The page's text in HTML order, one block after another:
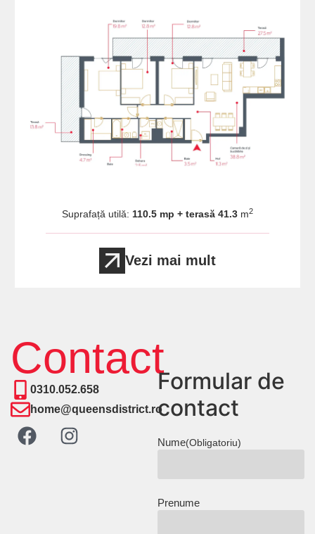
Suprafață utilă: 110.5 mp + terasă 41.3 m2
Vezi mai mult
Contact
0310.052.658
home@queensdistrict.ro
Formular de
contact
Nume(Obligatoriu)
Prenume